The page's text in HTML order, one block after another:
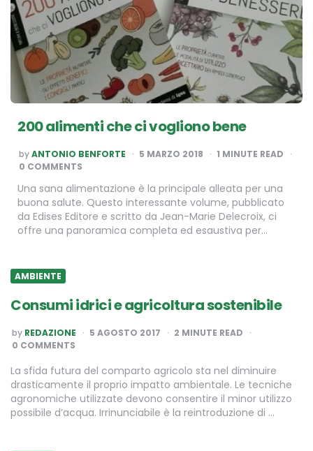
200 alimenti che ci vogliono bene
POSTED
BY
byANTONIO BENFORTE 5 MARZO 2018 1 MINUTE READ
0 COMMENTS
Una sana alimentazione è la principale alleata per una
buona salute. Questo interessante volume, pubblicato
da Edises Editore e scritto da Jean-Marie Delecroix, ci
offre una panoramica completa ed esaustiva per…
AMBIENTE
Consumi idrici e agricoltura sostenibile
POSTED
BY
by REDAZIONE 5 AGOSTO 2017 2 MINUTE READ
0 COMMENTS
La sfida futura del comparto agricolo sta nel diminuire
drasticamente il proprio impatto ambientale. Le tecniche
agronomiche utilizzate devono consentire il minor utilizzo
possibile d’acqua. Irrinunciabile è la reintroduzione di …